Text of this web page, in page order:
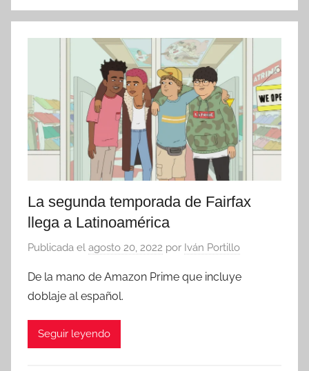
La segunda temporada de Fairfax
llega a Latinoamérica
Publicada el agosto 20, 2022 por Iván Portillo
De la mano de Amazon Prime que incluye
doblaje al español.
Seguir leyendo